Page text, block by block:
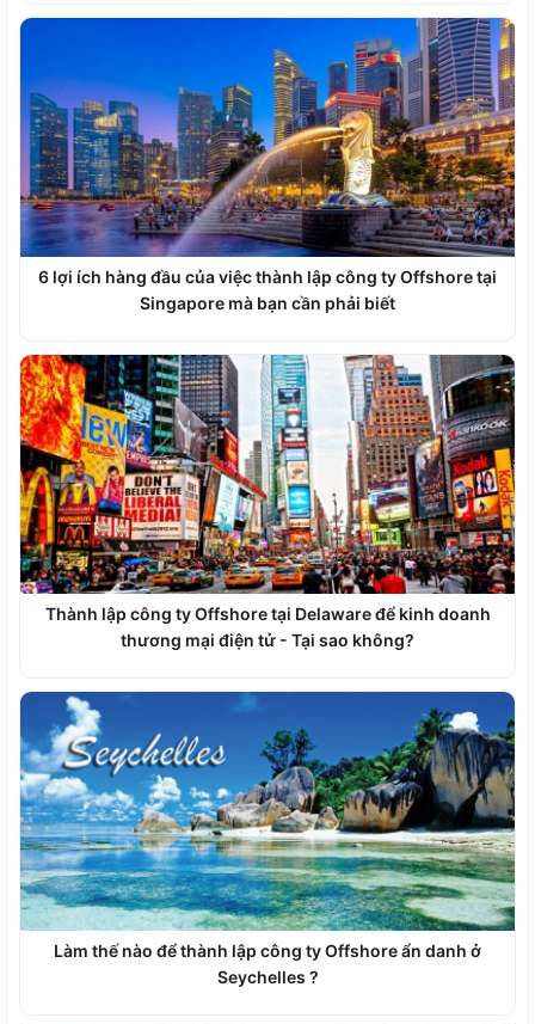
6 lợi ích hàng đầu của việc thành lập công ty Offshore tại
Singapore mà bạn cần phải biết
Thành lập công ty Offshore tại Delaware để kinh doanh
thương mại điện tử - Tại sao không?
Làm thế nào để thành lập công ty Offshore ẩn danh ở
Seychelles ?